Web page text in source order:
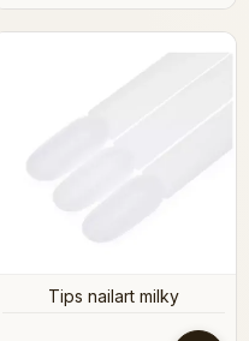
Tips nailart milky